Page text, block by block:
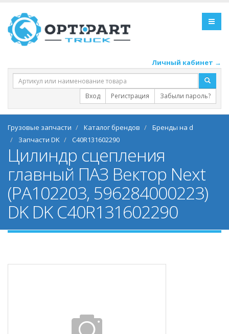
Личный кабинет →
Вход Регистрация Забыли пароль?
Грузовые запчасти Каталог брендов
Бренды на d
Запчасти DK
C40R131602290
Цилиндр сцепления
главный ПАЗ Вектор Next
(PA102203, 596284000223)
DK DK C40R131602290